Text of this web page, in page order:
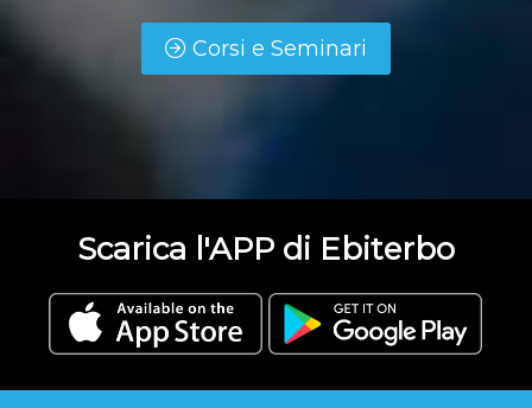
Corsi e Seminari
Scarica l'APP di Ebiterbo